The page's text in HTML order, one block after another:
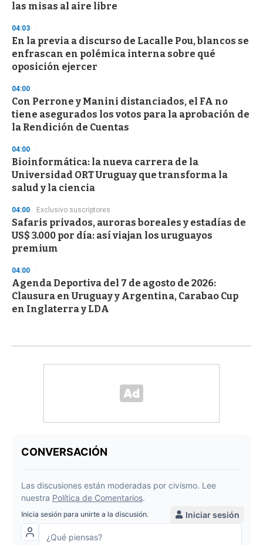
las misas al aire libre
04:03
En la previa a discurso de Lacalle Pou, blancos se
enfrascan en polémica interna sobre qué
oposición ejercer
04:00
Con Perrone y Manini distanciados, el FA no
tiene asegurados los votos para la aprobación de
la Rendición de Cuentas
04:00
Bioinformática: la nueva carrera de la
Universidad ORT Uruguay que transforma la
salud y la ciencia
04:00 Exclusivo suscriptores
Safaris privados, auroras boreales y estadías de
US$ 3.000 por día: así viajan los uruguayos
premium
04:00
Agenda Deportiva del 7 de agosto de 2026:
Clausura en Uruguay y Argentina, Carabao Cup
en Inglaterra y LDA